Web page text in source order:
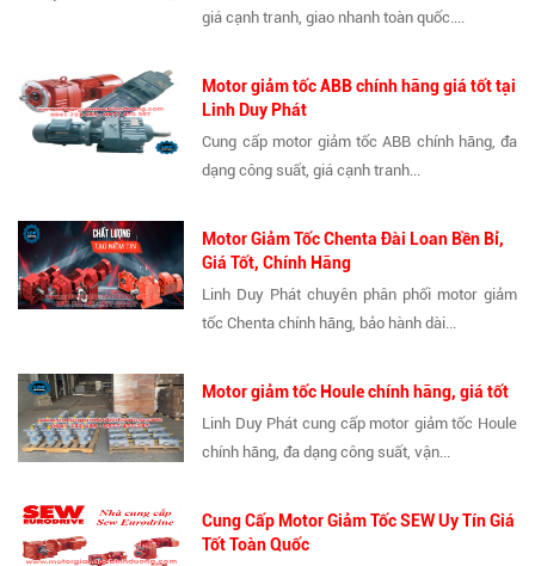
giá cạnh tranh, giao nhanh toàn quốc....
Motor giảm tốc ABB chính hãng giá tốt tại
Linh Duy Phát
Cung cấp motor giảm tốc ABB chính hãng, đa
dạng công suất, giá cạnh tranh...
Motor Giảm Tốc Chenta Đài Loan Bền Bỉ,
Giá Tốt, Chính Hãng
Linh Duy Phát chuyên phân phối motor giảm
tốc Chenta chính hãng, bảo hành dài...
Motor giảm tốc Houle chính hãng, giá tốt
Linh Duy Phát cung cấp motor giảm tốc Houle
chính hãng, đa dạng công suất, vận...
Cung Cấp Motor Giảm Tốc SEW Uy Tín Giá
Tốt Toàn Quốc